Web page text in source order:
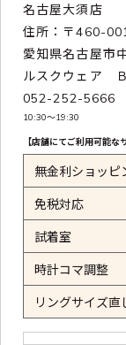
名古屋大須店
住所：〒460-
愛知県名古屋市
ルスクウェア
052-252-5666
10:30〜19:30
【店舗にてご利用可能な
無金利ショッピ
免税対応
試着室
時計コマ調整
リングサイズ直